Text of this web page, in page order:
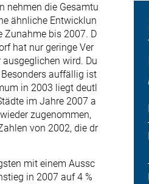
nehmen die Gesamtu
ähnliche Entwicklun
Zunahme bis 2007. D
hat nur geringe Ver
wird. Du
auffällig ist
in 2003 liegt deutl
im Jahre 2007 a
zugenommen,
von 2002, die dr
mit einem Aussc
in 2007 auf 4 %